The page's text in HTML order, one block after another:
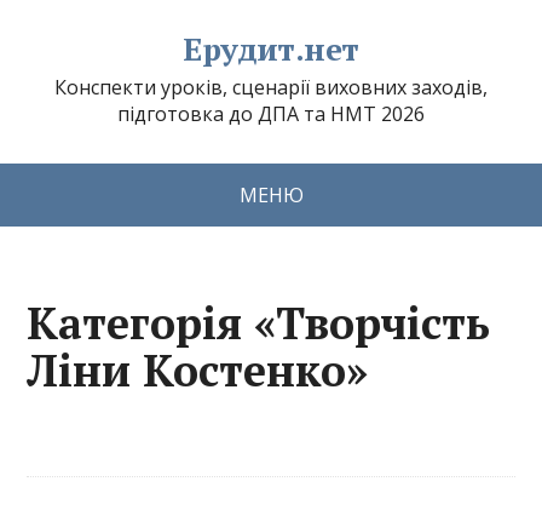
Ерудит.нет
Конспекти уроків, сценарії виховних заходів,
підготовка до ДПА та НМТ 2026
МЕНЮ
Категорія «Творчість
Ліни Костенко»